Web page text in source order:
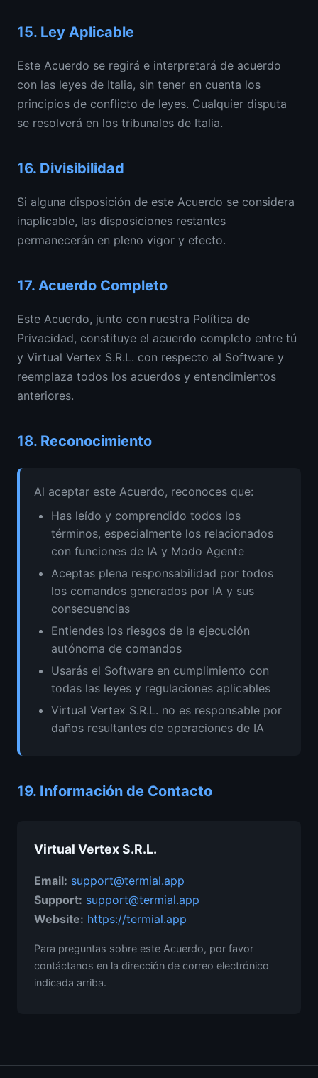
15. Ley Aplicable
Este Acuerdo se regirá e interpretará de acuerdo
con las leyes de Italia, sin tener en cuenta los
principios de conflicto de leyes. Cualquier disputa
se resolverá en los tribunales de Italia.
16. Divisibilidad
Si alguna disposición de este Acuerdo se considera
inaplicable, las disposiciones restantes
permanecerán en pleno vigor y efecto.
17. Acuerdo Completo
Este Acuerdo, junto con nuestra Política de
Privacidad, constituye el acuerdo completo entre tú
y Virtual Vertex S.R.L. con respecto al Software y
reemplaza todos los acuerdos y entendimientos
anteriores.
18. Reconocimiento
Al aceptar este Acuerdo, reconoces que:
Has leído y comprendido todos los
términos, especialmente los relacionados
con funciones de IA y Modo Agente
Aceptas plena responsabilidad por todos
los comandos generados por IA y sus
consecuencias
Entiendes los riesgos de la ejecución
autónoma de comandos
Usarás el Software en cumplimiento con
todas las leyes y regulaciones aplicables
Virtual Vertex S.R.L. no es responsable por
daños resultantes de operaciones de IA
19. Información de Contacto
Virtual Vertex S.R.L.
Email: support@termial.app
Support: support@termial.app
Website: https://termial.app
Para preguntas sobre este Acuerdo, por favor
contáctanos en la dirección de correo electrónico
indicada arriba.